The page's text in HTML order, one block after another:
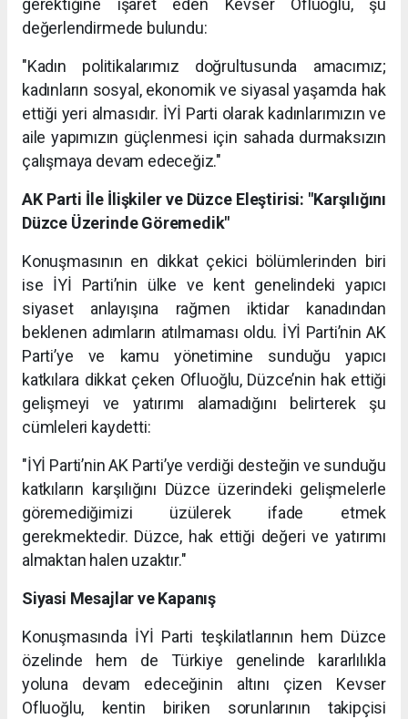
gerektiğine işaret eden Kevser Ofluoğlu, şu
değerlendirmede bulundu:
"Kadın politikalarımız doğrultusunda amacımız;
kadınların sosyal, ekonomik ve siyasal yaşamda hak
ettiği yeri almasıdır. İYİ Parti olarak kadınlarımızın ve
aile yapımızın güçlenmesi için sahada durmaksızın
çalışmaya devam edeceğiz."
AK Parti İle İlişkiler ve Düzce Eleştirisi: "Karşılığını
Düzce Üzerinde Göremedik"
Konuşmasının en dikkat çekici bölümlerinden biri
ise İYİ Parti’nin ülke ve kent genelindeki yapıcı
siyaset anlayışına rağmen iktidar kanadından
beklenen adımların atılmaması oldu. İYİ Parti’nin AK
Parti’ye ve kamu yönetimine sunduğu yapıcı
katkılara dikkat çeken Ofluoğlu, Düzce’nin hak ettiği
gelişmeyi ve yatırımı alamadığını belirterek şu
cümleleri kaydetti:
"İYİ Parti’nin AK Parti’ye verdiği desteğin ve sunduğu
katkıların karşılığını Düzce üzerindeki gelişmelerle
göremediğimizi üzülerek ifade etmek
gerekmektedir. Düzce, hak ettiği değeri ve yatırımı
almaktan halen uzaktır."
Siyasi Mesajlar ve Kapanış
Konuşmasında İYİ Parti teşkilatlarının hem Düzce
özelinde hem de Türkiye genelinde kararlılıkla
yoluna devam edeceğinin altını çizen Kevser
Ofluoğlu, kentin biriken sorunlarının takipçisi